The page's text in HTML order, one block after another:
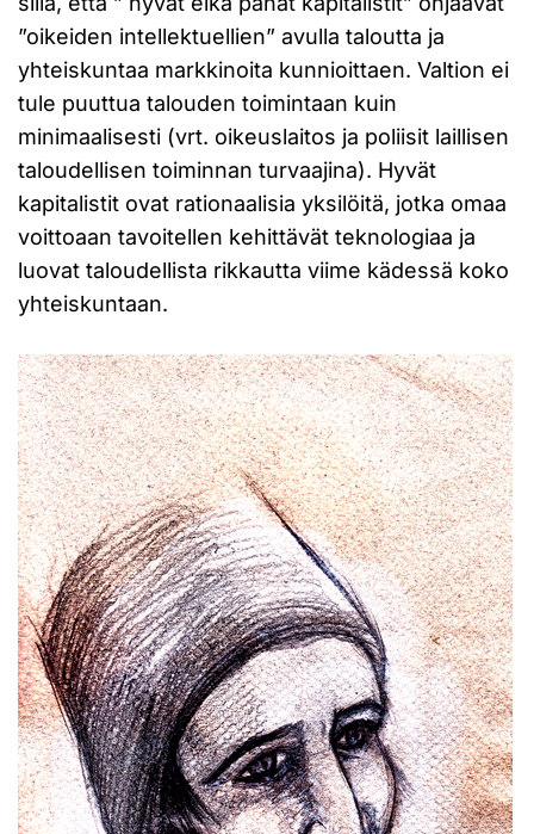
”oikeiden intellektuellien” avulla taloutta ja
yhteiskuntaa markkinoita kunnioittaen. Valtion ei
tule puuttua talouden toimintaan kuin
minimaalisesti (vrt. oikeuslaitos ja poliisit laillisen
taloudellisen toiminnan turvaajina). Hyvät
kapitalistit ovat rationaalisia yksilöitä, jotka omaa
voittoaan tavoitellen kehittävät teknologiaa ja
luovat taloudellista rikkautta viime kädessä koko
yhteiskuntaan.